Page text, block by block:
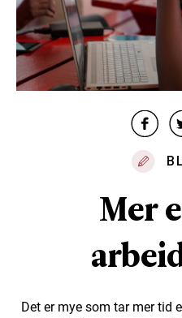
Mer
Det er mye som tar mer tid